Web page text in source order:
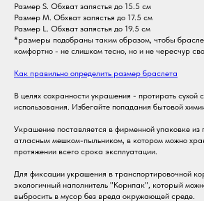
Размер S. Обхват запястья до 15.5 см
Размер M. Обхват запястья до 17.5 см
Размер L. Обхват запястья до 19.5 см
*размеры подобраны таким образом, чтобы
комфортно - не слишком тесно, но и не чересчур
Как правильно определить размер браслета
В целях сохранности украшения - протирать сухой
использования. Избегайте попадания бытовой
Украшение поставляется в фирменной упаковке из
атласным мешком-пыльником, в котором можно
протяжении всего срока эксплуатации.
Для фиксации украшения в транспортировочной
экологичный наполнитель "Корнпак", который
выбросить в мусор без вреда окружающей среде.
Дизайн и разработка сайта: @mary_chet
офис 801